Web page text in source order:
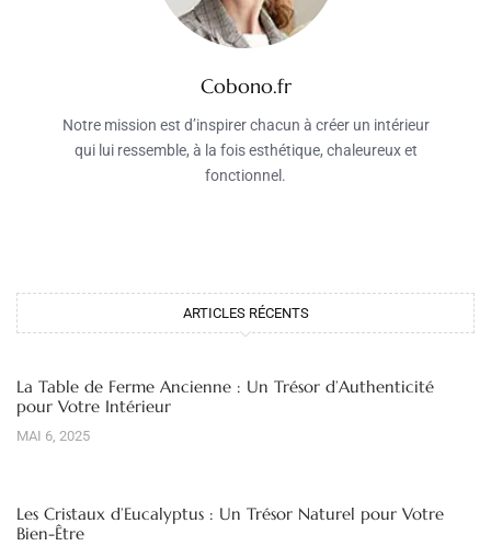
Cobono.fr
Notre mission est d’inspirer chacun à créer un intérieur
qui lui ressemble, à la fois esthétique, chaleureux et
fonctionnel.
ARTICLES RÉCENTS
La Table de Ferme Ancienne : Un Trésor d’Authenticité
pour Votre Intérieur
MAI 6, 2025
Les Cristaux d’Eucalyptus : Un Trésor Naturel pour Votre
Bien-Être